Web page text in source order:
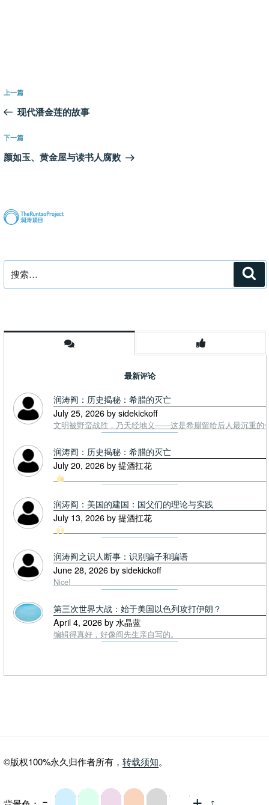
文
导
航
上
一
文
章
上一篇
现代潘金莲的故事
下
一
下一篇
颜如玉、黄金屋与读书人腐败
索：
最新评论
润涛阎：历史揭秘：希腊的灭亡
July 25, 2026 by sidekickoff
文明被野蛮战胜，乃天经地义——这是希腊留给后人最沉重的
润涛阎：历史揭秘：希腊的灭亡
July 20, 2026 by 提酒扛花
润涛阎：美国的建国：国父们的理论与实践
July 13, 2026 by 提酒扛花
润涛阎之识人断事：识别骗子和骗语
June 28, 2026 by sidekickoff
Nice!
第三次世界大战：始于美国以色列攻打伊朗？
April 4, 2026 by 水晶蓝
编辑得真好，好像阎先生亲自写的。
©版权100%永久归作者所有， 转载须知。